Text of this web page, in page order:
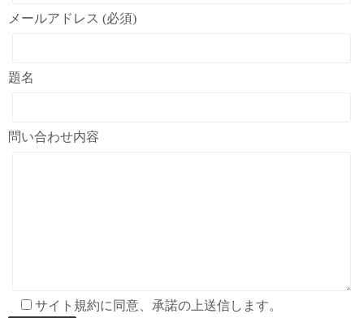
メールアドレス (必須)
題名
問い合わせ内容
サイト規約に同意、承諾の上送信します。